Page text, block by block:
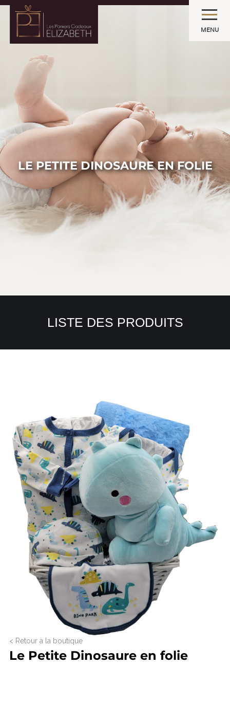
LE PETITE DINOSAURE EN FOLIE
MENU
LISTE DES PRODUITS
< Retour à la boutique
Le Petite Dinosaure en folie